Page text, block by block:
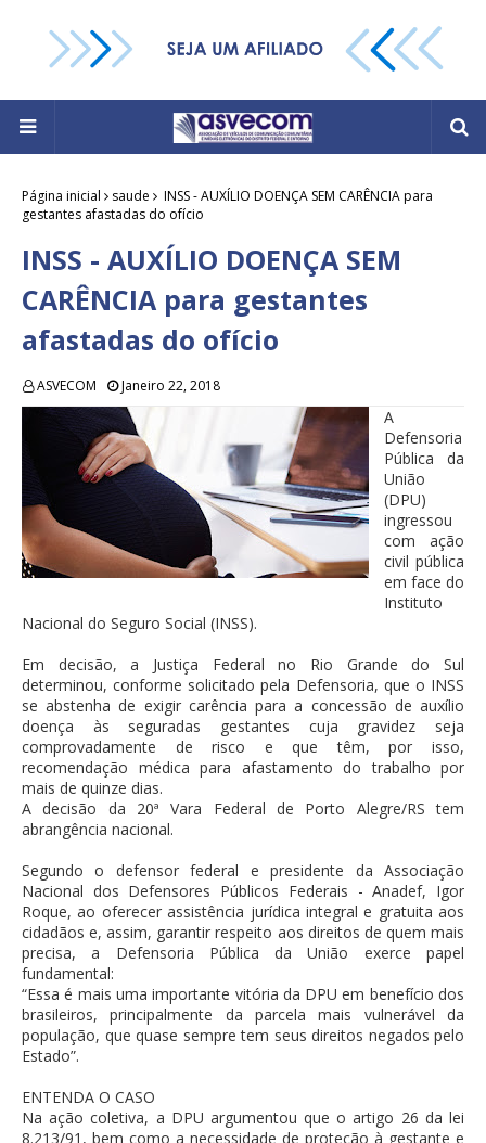
Página inicial saude
INSS - AUXÍLIO DOENÇA SEM CARÊNCIA para
gestantes afastadas do ofício
INSS - AUXÍLIO DOENÇA SEM
CARÊNCIA para gestantes
afastadas do ofício
ASVECOM Janeiro 22, 2018
A
Defensoria
Pública da
União
(DPU)
ingressou
com ação
civil pública
em face do
Instituto
Nacional do Seguro Social (INSS).
Em decisão, a Justiça Federal no Rio Grande do Sul
determinou, conforme solicitado pela Defensoria, que o INSS
se abstenha de exigir carência para a concessão de auxílio
doença às seguradas gestantes cuja gravidez seja
comprovadamente de risco e que têm, por isso,
recomendação médica para afastamento do trabalho por
mais de quinze dias.
A decisão da 20ª Vara Federal de Porto Alegre/RS tem
abrangência nacional.
Segundo o defensor federal e presidente da Associação
Nacional dos Defensores Públicos Federais - Anadef, Igor
Roque, ao oferecer assistência jurídica integral e gratuita aos
cidadãos e, assim, garantir respeito aos direitos de quem mais
precisa, a Defensoria Pública da União exerce papel
fundamental:
“Essa é mais uma importante vitória da DPU em benefício dos
brasileiros, principalmente da parcela mais vulnerável da
população, que quase sempre tem seus direitos negados pelo
Estado”.
ENTENDA O CASO
Na ação coletiva, a DPU argumentou que o artigo 26 da lei
8.213/91, bem como a necessidade de proteção à gestante e